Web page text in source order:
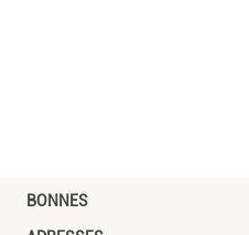
BONNES